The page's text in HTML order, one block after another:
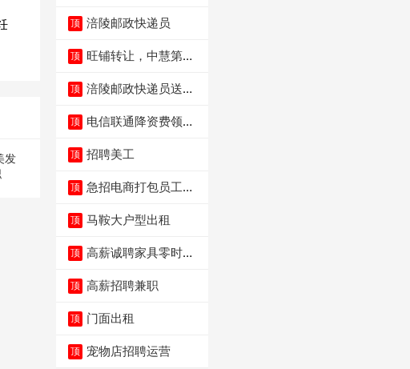
发
顶 涪陵邮政快递员
顶 旺铺转让，中慧第一
顶 涪陵邮政快递员送货
顶 电信联通降资费领价
顶 招聘美工
顶 急招电商打包员工作
顶 马鞍大户型出租
顶 高薪诚聘家具零时促
顶 高薪招聘兼职
顶 门面出租
顶 宠物店招聘运营